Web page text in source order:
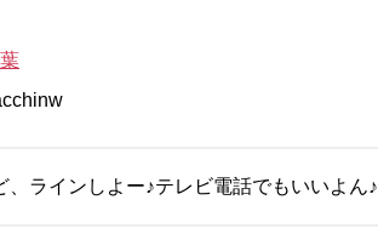
、ラインしよー♪テレビ電話でもいいよん♪